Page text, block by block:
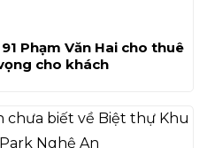
Phạm Văn Hai cho thuê
cho khách